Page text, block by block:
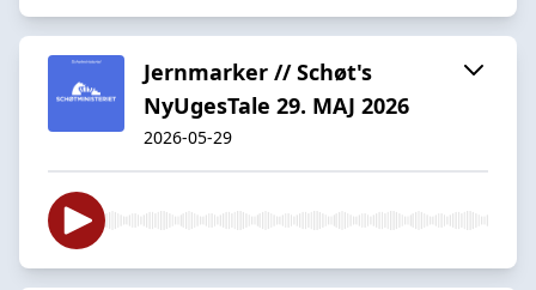
Jernmarker // Schøt's
NyUgesTale 29. MAJ 2026
2026-05-29